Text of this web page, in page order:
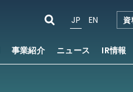
事業紹介 ニュース IR情報
JP EN